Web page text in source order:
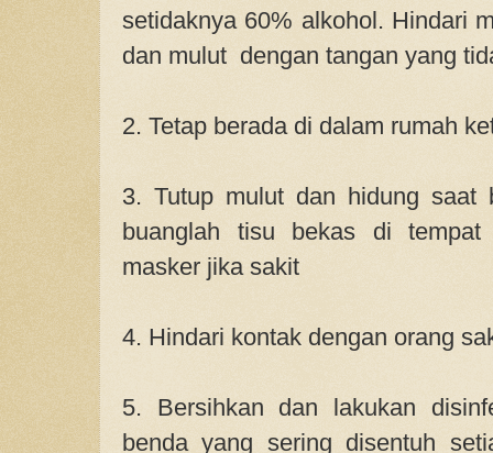
setidaknya 60% alkohol. Hindari
dan mulut dengan tangan yang
2. Tetap berada di dalam rumah
3. Tutup mulut dan hidung saat
buanglah tisu bekas di tempat
masker jika sakit
4. Hindari kontak dengan orang
5. Bersihkan dan lakukan
benda yang sering disentuh